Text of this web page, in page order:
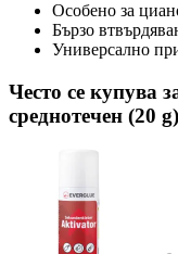
Особено за
Бързо
Универсално
Често се купува
среднотечен (20 g)